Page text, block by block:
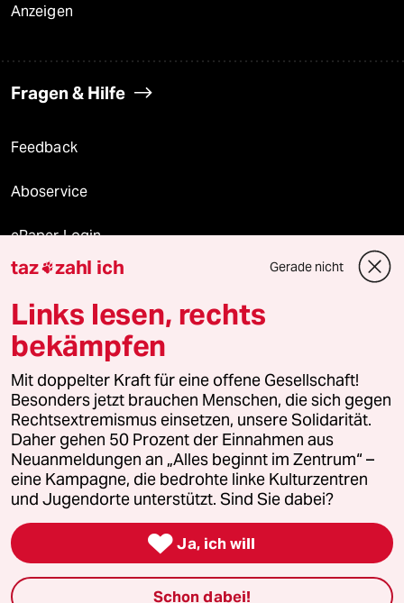
Anzeigen
Fragen & Hilfe
Feedback
Aboservice
ePaper Login
Downloads für Abonnierende
© 2026 taz Verlags und Vertriebs GmbH
Alle Rechte vorbehalten. Bei rechtlichen Fragen oder für Genehmigungen
wenden Sie sich bitte an
lizenzen@taz.de
Feedback Redaktionsstatut Kommune-Richtlinien
Leitlinie Informant Datenschutz Impressum AGB
Seitenwende Einwilligungen widerrufen (Ads)
taz zahl ich Gerade nicht
Links lesen, rechts
bekämpfen
Mit doppelter Kraft für eine offene Gesellschaft!
Besonders jetzt brauchen Menschen, die sich gegen
Rechtsextremismus einsetzen, unsere Solidarität.
Daher gehen 50 Prozent der Einnahmen aus
Neuanmeldungen an „Alles beginnt im Zentrum“ –
eine Kampagne, die bedrohte linke Kulturzentren
und Jugendorte unterstützt. Sind Sie dabei?
 Ja, ich will
Schon dabei!